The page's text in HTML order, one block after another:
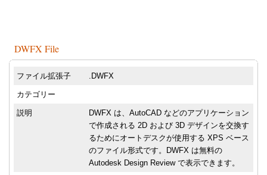
DWFX File
ファイル拡張子 .DWFX
カテゴリー
説明
DWFX は、AutoCAD などのアプリケーション
で作成される 2D および 3D デザインを交換す
るためにオートデスクが使用する XPS ベース
のファイル形式です。DWFX は無料の
Autodesk Design Review で表示できます。